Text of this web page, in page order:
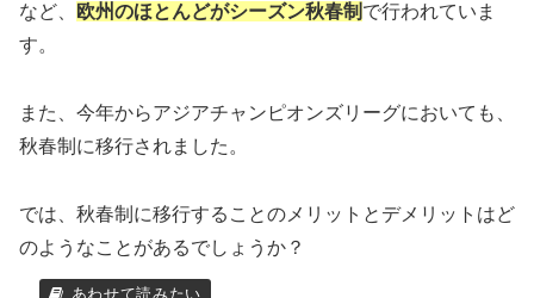
など、
欧州のほとんどがシーズン秋春制 で行われていま
す。
また、今年からアジアチャンピオンズリーグにおいても、
秋春制に移行されました。
では、秋春制に移行することのメリットとデメリットはど
のようなことがあるでしょうか？